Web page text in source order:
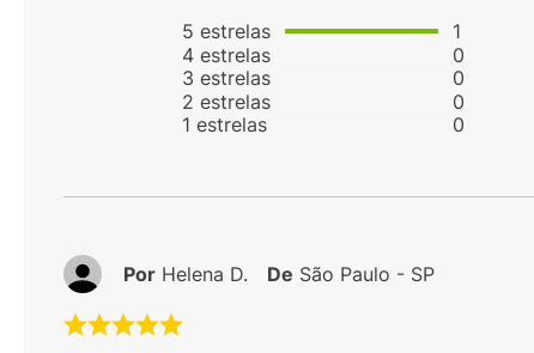
5 estrelas
4estrelas
3 estrelas
2 estrelas
1 estrelas
1
0
0
0
0
Por Helena D. De São Paulo - SP